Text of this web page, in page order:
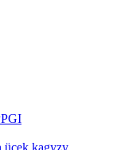
üçek kagyzy